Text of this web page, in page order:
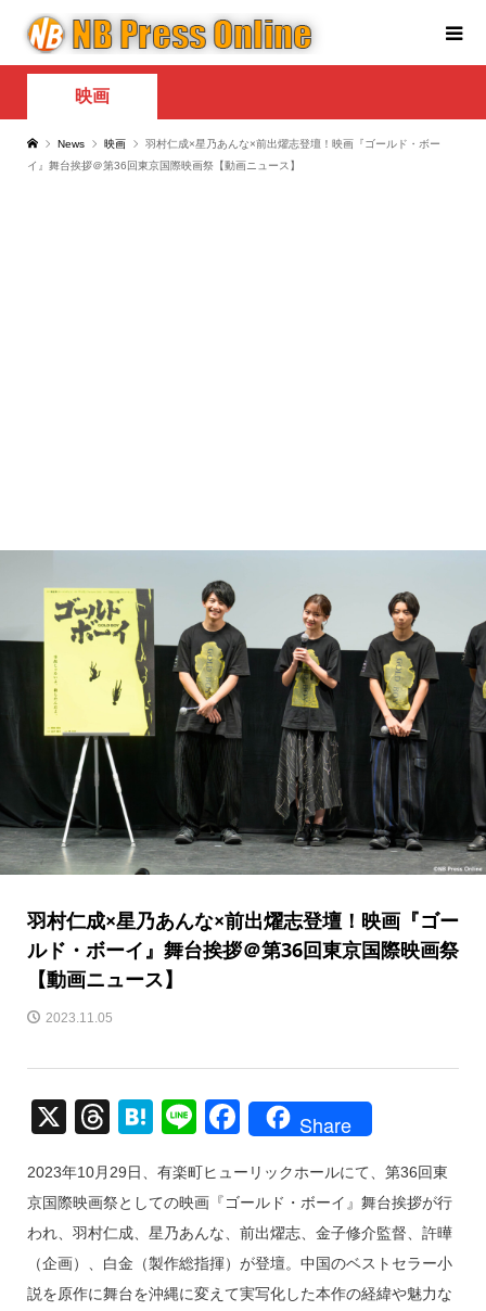
映画
News 映画
羽村仁成×星乃あんな×前出燿志登壇！映画『ゴールド・ボー
イ』舞台挨拶＠第36回東京国際映画祭【動画ニュース】
羽村仁成×星乃あんな×前出燿志登壇！映画『ゴー
ルド・ボーイ』舞台挨拶＠第36回東京国際映画祭
【動画ニュース】
2023.11.05
X
T
e
a
d
s
H
e
n
a
Li
e
F
c
e
b
o
Share
2023年10月29日、有楽町ヒューリックホールにて、第36回東
京国際映画祭としての映画『ゴールド・ボーイ』舞台挨拶が行
われ、羽村仁成、星乃あんな、前出燿志、金子修介監督、許曄
（企画）、白金（製作総指揮）が登壇。中国のベストセラー小
説を原作に舞台を沖縄に変えて実写化した本作の経緯や魅力な